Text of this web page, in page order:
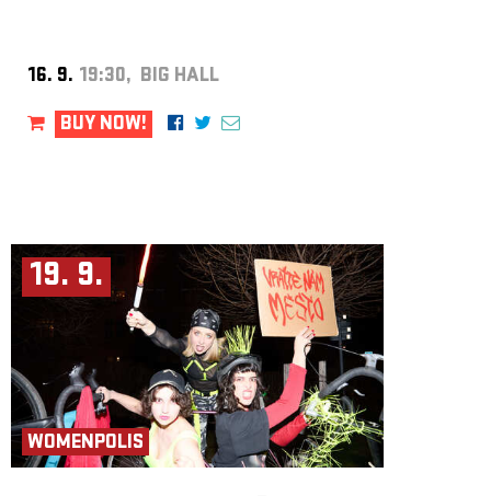
16. 9. 19:30, BIG HALL
BUY NOW!
19. 9.
WOMENPOLIS